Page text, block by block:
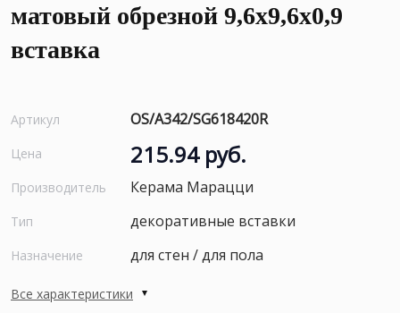
матовый обрезной 9,6x9,6x0,9
вставка
Артикул OS/A342/SG618420R
Цена 215.94 руб.
Производитель Керама Марацци
Тип декоративные вставки
Назначение для стен / для пола
Все характеристики